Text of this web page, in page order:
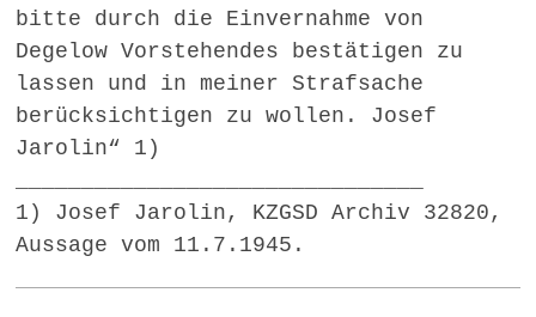
bitte durch die Einvernahme von
Degelow Vorstehendes bestätigen zu
lassen und in meiner Strafsache
berücksichtigen zu wollen. Josef
Jarolin“ 1)
1) Josef Jarolin, KZGSD Archiv 32820,
Aussage vom 11.7.1945.